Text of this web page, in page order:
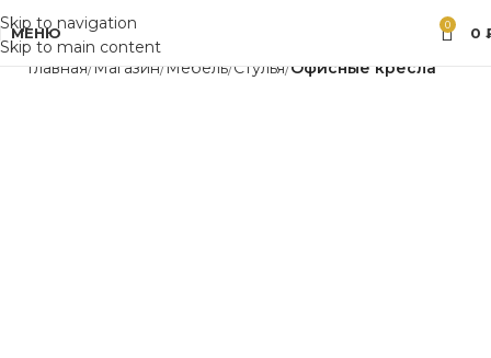
Skip to navigation
Skip to main content
МЕНЮ 0 0
Главная Магазин Мебель Стулья Офисные кресла